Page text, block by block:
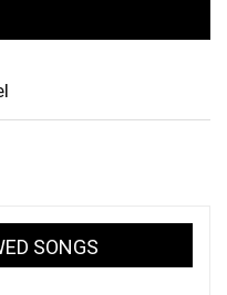
SONGS